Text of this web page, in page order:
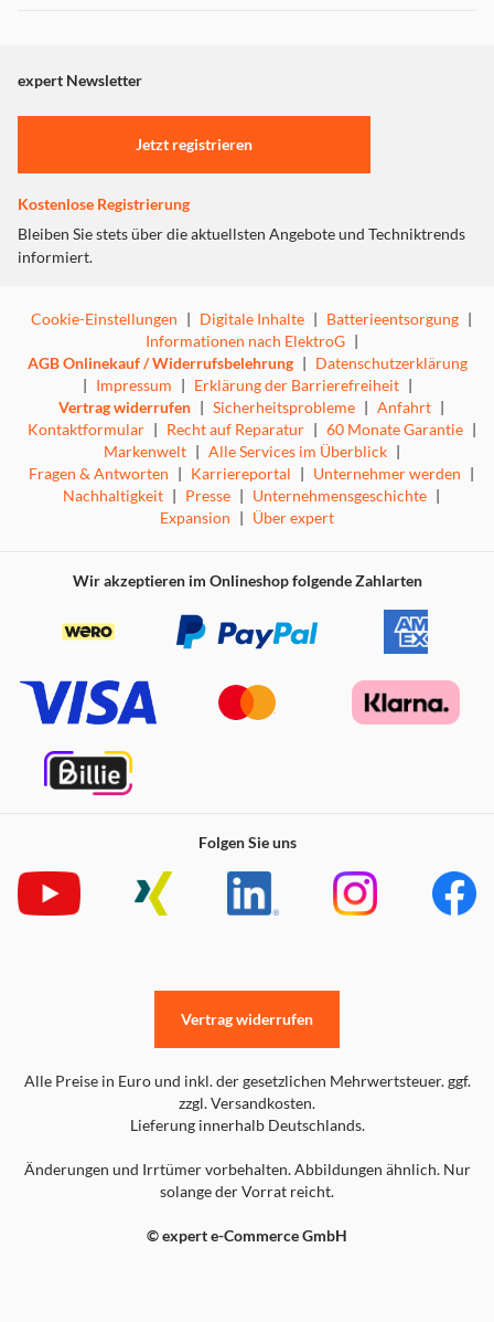
"Marketing".
Einstellungen anpassen
expert Newsletter
Jetzt registrieren
Kostenlose Registrierung
Bleiben Sie stets über die aktuellsten Angebote und Techniktrends
informiert.
Cookie-Einstellungen | Digitale Inhalte | Batterieentsorgung |
Informationen nach ElektroG |
AGB Onlinekauf / Widerrufsbelehrung | Datenschutzerklärung
| Impressum | Erklärung der Barrierefreiheit |
Vertrag widerrufen | Sicherheitsprobleme | Anfahrt |
Kontaktformular | Recht auf Reparatur | 60 Monate Garantie |
Markenwelt | Alle Services im Überblick |
Fragen & Antworten | Karriereportal | Unternehmer werden |
Nachhaltigkeit | Presse | Unternehmensgeschichte |
Expansion | Über expert
Wir akzeptieren im Onlineshop folgende Zahlarten
Folgen Sie uns
Alle Preise in Euro und inkl. der gesetzlichen Mehrwertsteuer. ggf.
zzgl. Versandkosten.
Lieferung innerhalb Deutschlands.
Änderungen und Irrtümer vorbehalten. Abbildungen ähnlich. Nur
solange der Vorrat reicht.
© expert e-Commerce GmbH
Vertrag widerrufen